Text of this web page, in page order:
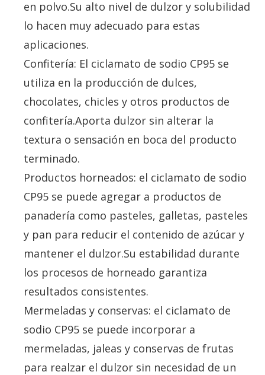
en polvo.Su alto nivel de dulzor y solubilidad
lo hacen muy adecuado para estas
aplicaciones.
Confitería: El ciclamato de sodio CP95 se
utiliza en la producción de dulces,
chocolates, chicles y otros productos de
confitería.Aporta dulzor sin alterar la
textura o sensación en boca del producto
terminado.
Productos horneados: el ciclamato de sodio
CP95 se puede agregar a productos de
panadería como pasteles, galletas, pasteles
y pan para reducir el contenido de azúcar y
mantener el dulzor.Su estabilidad durante
los procesos de horneado garantiza
resultados consistentes.
Mermeladas y conservas: el ciclamato de
sodio CP95 se puede incorporar a
mermeladas, jaleas y conservas de frutas
para realzar el dulzor sin necesidad de un